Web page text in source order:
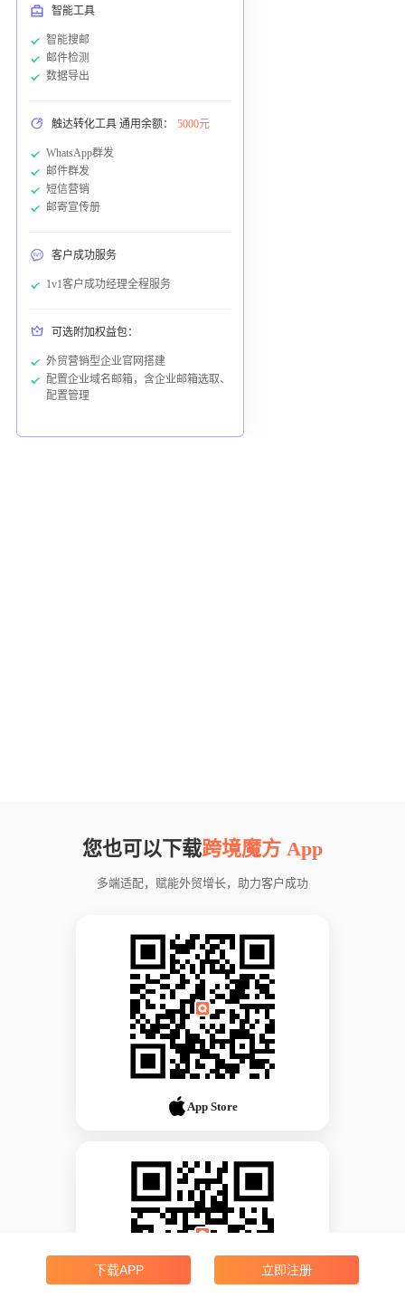
智能工具
智能搜邮
邮件检测
数据导出
触达转化工具 通用余额： 5000元
WhatsApp群发
邮件群发
短信营销
邮寄宣传册
客户成功服务
1v1客户成功经理全程服务
可选附加权益包：
外贸营销型企业官网搭建
配置企业域名邮箱，含企业邮箱选取、
配置管理
您也可以下载跨境魔方 App
多端适配，赋能外贸增长，助力客户成功
App Store
下载APP 立即注册